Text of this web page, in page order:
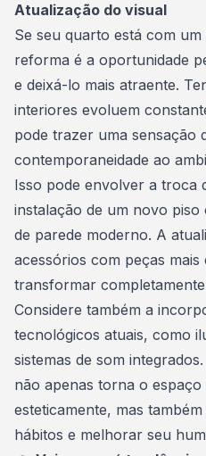
Atualização do visual
Se seu quarto está com
reforma é a oportunidade
e deixá-lo mais atraente.
interiores evoluem
pode trazer uma sensação
contemporaneidade ao
Isso pode envolver a troca
instalação de um novo
de parede moderno. A
acessórios com peças
transformar
Considere também a
tecnológicos atuais, como
sistemas de som
não apenas torna o espaço
esteticamente, mas
hábitos e melhorar seu